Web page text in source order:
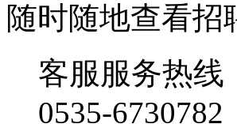
随时随地查看招
客服服务热线
0535-6730782